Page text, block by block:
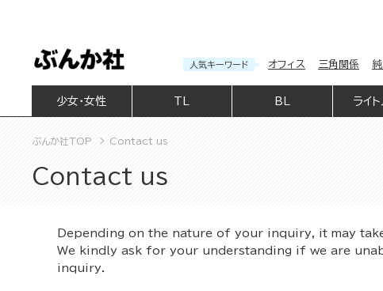
人気キーワード オフィス 三角関係
少女・女性 BL ライ
ぶんか社TOP Contact us
Contact us
Depending on the nature of your inquiry, it may
We kindly ask for your understanding if we are
inquiry.